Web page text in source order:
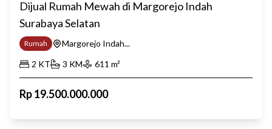
Dijual Rumah Mewah di Margorejo Indah
Surabaya Selatan
Rumah
Margorejo Indah...
2 KT 3 KM 611 m²
Rp19.500.000.000